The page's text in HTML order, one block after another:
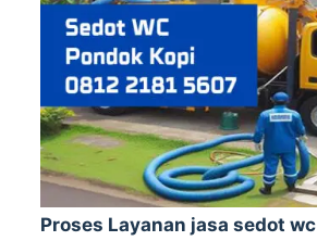
Proses Layanan jasa sedot